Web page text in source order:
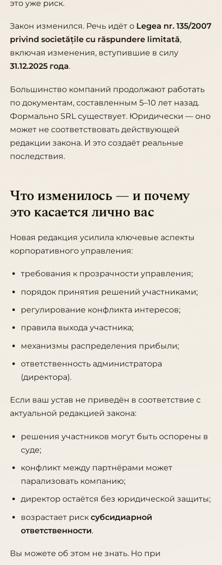
это уже риск.
Закон изменился. Речь идёт о Legea nr. 135/2007
privind societățile cu răspundere limitată,
включая изменения, вступившие в силу
31.12.2025 года.
Большинство компаний продолжают работать
по документам, составленным 5–10 лет назад.
Формально SRL существует. Юридически — оно
может не соответствовать действующей
редакции закона. И это создаёт реальные
последствия.
Что изменилось — и почему
это касается лично вас
Новая редакция усилила ключевые аспекты
корпоративного управления:
требования к прозрачности управления;
порядок принятия решений участниками;
регулирование конфликта интересов;
правила выхода участника;
механизмы распределения прибыли;
ответственность администратора
(директора).
Если ваш устав не приведён в соответствие с
актуальной редакцией закона:
решения участников могут быть оспорены в
суде;
конфликт между партнёрами может
парализовать компанию;
директор остаётся без юридической защиты;
возрастает риск субсидиарной
ответственности.
Вы можете об этом не знать. Но при